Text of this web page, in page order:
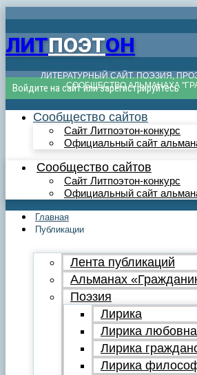
ЛИТПОЭТОН
ЛИТЕРАТУРНЫЙ САЙТ. ПОЭЗИЯ,
СООБЩЕСТВО АЛЬМАНАХА
Войдите на сайт или зарегистрируйтесь
Сообщество сайтов
Сайт Литпоэтон-конкурс
Официальный сайт
Сообщество сайтов
Сайт Литпоэтон-конкурс
Официальный сайт
Главная
Публикации
Лента публикаций
Альманах
Поэзия
Лирика
Лирика
Лирика
Лирика